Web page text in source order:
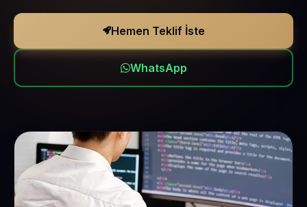
Hemen Teklif İste
WhatsApp